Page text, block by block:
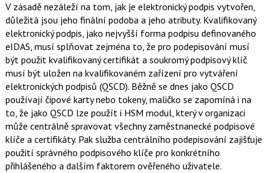
V zásadě nezáleží na tom, jak je elektronický podpis vytvořen,
důležitá jsou jeho finální podoba a jeho atributy. Kvalifikovaný
elektronický podpis, jako nejvyšší forma podpisu definovaného
eIDAS, musí splňovat zejména to, že pro podepisování musí
být použit kvalifikovaný certifikát a soukromý podpisový klíč
musí být uložen na kvalifikovaném zařízení pro vytváření
elektronických podpisů (QSCD). Běžně se dnes jako QSCD
používají čipové karty nebo tokeny, maličko se zapomíná i na
to, že jako QSCD lze použít i HSM modul, který v organizaci
může centrálně spravovat všechny zaměstnanecké podpisové
klíče a certifikáty. Pak služba centrálního podepisování zajišťuje
použití správného podpisového klíče pro konkrétního
přihlášeného a dalším faktorem ověřeného uživatele.